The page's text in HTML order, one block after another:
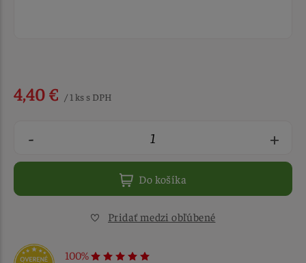
4,40 € / 1 ks s DPH
- +
Do košíka
Pridať medzi obľúbené
100%